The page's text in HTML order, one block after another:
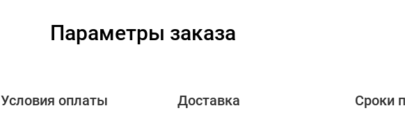
Параметры заказа
Условия оплаты Доставка Сроки